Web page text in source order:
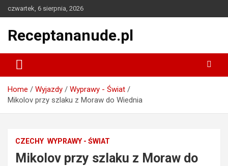
to
czwartek, 6 sierpnia, 2026
Receptananude.pl
Home Wyjazdy
Wyprawy - Świat
Mikolov przy szlaku z Moraw do Wiednia
CZECHY WYPRAWY - ŚWIAT
Mikolov przy szlaku z Moraw do